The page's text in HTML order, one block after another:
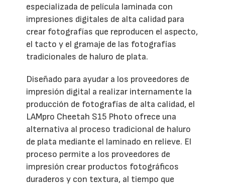
especializada de película laminada con
impresiones digitales de alta calidad para
crear fotografías que reproducen el aspecto,
el tacto y el gramaje de las fotografías
tradicionales de haluro de plata.
Diseñado para ayudar a los proveedores de
impresión digital a realizar internamente la
producción de fotografías de alta calidad, el
LAMpro Cheetah S15 Photo ofrece una
alternativa al proceso tradicional de haluro
de plata mediante el laminado en relieve. El
proceso permite a los proveedores de
impresión crear productos fotográficos
duraderos y con textura, al tiempo que